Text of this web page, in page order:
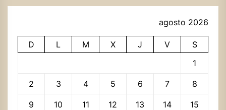
agosto 2026
D L M X J V
S
1
2 3 4 5 6 7 8
9 10 11 12 13 14 15